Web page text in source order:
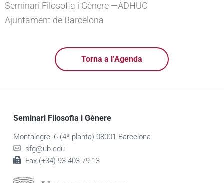
Seminari Filosofia i Gènere —ADHUC
Ajuntament de Barcelona
Torna a l’Agenda
Seminari Filosofia i Gènere
Montalegre, 6 (4ª planta) 08001 Barcelona
sfg@ub.edu
Fax (+34) 93 403 79 13